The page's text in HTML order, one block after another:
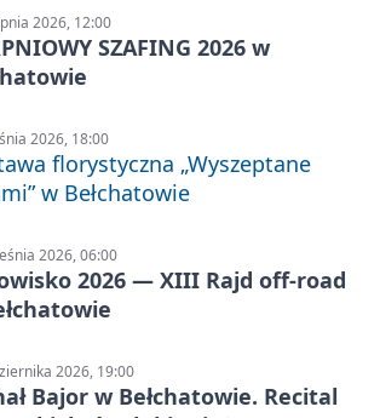
2026, 12:00
SZAFING 2026 w
2026, 18:00
florystyczna „Wyszeptane
w Bełchatowie
2026, 06:00
2026 — XIII Rajd off‑road
2026, 19:00
Bajor w Bełchatowie. Recital